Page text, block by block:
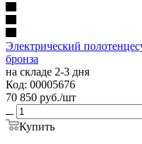
Электрический
бронза
на складе 2-3 дня
Код: 00005676
70 850 руб./шт
Купить